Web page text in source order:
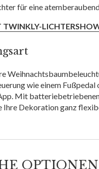
für eine
wie einem Fußpedal
Mit
Ihre Dekoration ganz